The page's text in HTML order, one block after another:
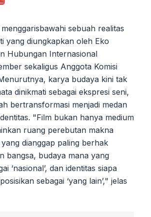
sebuah realitas
yang diungkapkan oleh Eko
Hubungan Internasional
sekaligus Anggota Komisi
karya budaya kini tak
dinikmati sebagai ekspresi seni,
bertransformasi menjadi medan
"Film bukan hanya medium
ruang perebutan makna
dianggap paling berhak
bangsa, budaya mana yang
‘nasional’, dan identitas siapa
sebagai ‘yang lain’," jelas